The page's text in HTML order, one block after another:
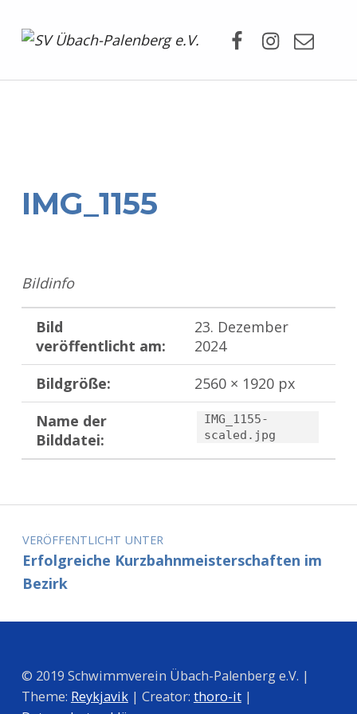
IMG_1155
Bildinfo
Bild
veröffentlicht am:
23. Dezember
2024
Bildgröße:
2560 × 1920 px
Name der
Bilddatei:
IMG_1155-
scaled.jpg
Zurück zur Hauptnavigation springen
Beitragsnavigation
VERÖFFENTLICHT UNTER
Erfolgreiche Kurzbahnmeisterschaften im
Bezirk
© 2019 Schwimmverein Übach-Palenberg e.V. |
Theme: Reykjavik| Creator: thoro-it|